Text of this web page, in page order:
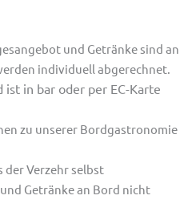
und Getränke sind an
individuell abgerechnet.
ist in bar oder per EC-Karte
zu unserer Bordgastronomie
der Verzehr selbst
Getränke an Bord nicht